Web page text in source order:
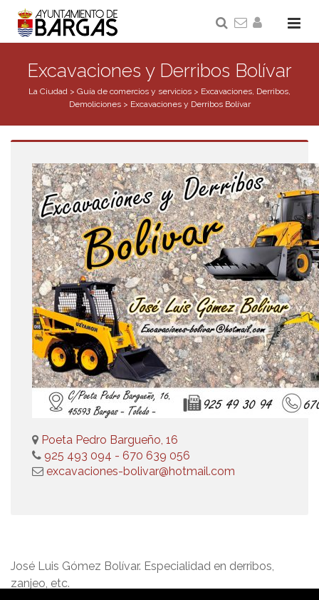
Excavaciones y Derribos Bolívar
La Ciudad > Guía de comercios y servicios > Excavaciones, Derribos,
Demoliciones> Excavaciones y Derribos Bolívar
Poeta Pedro Bargueño, 16
925 493 094 - 670 639 056
excavaciones-bolivar@hotmail.com
José Luis Gómez Bolívar. Especialidad en derribos,
zanjeo, etc.